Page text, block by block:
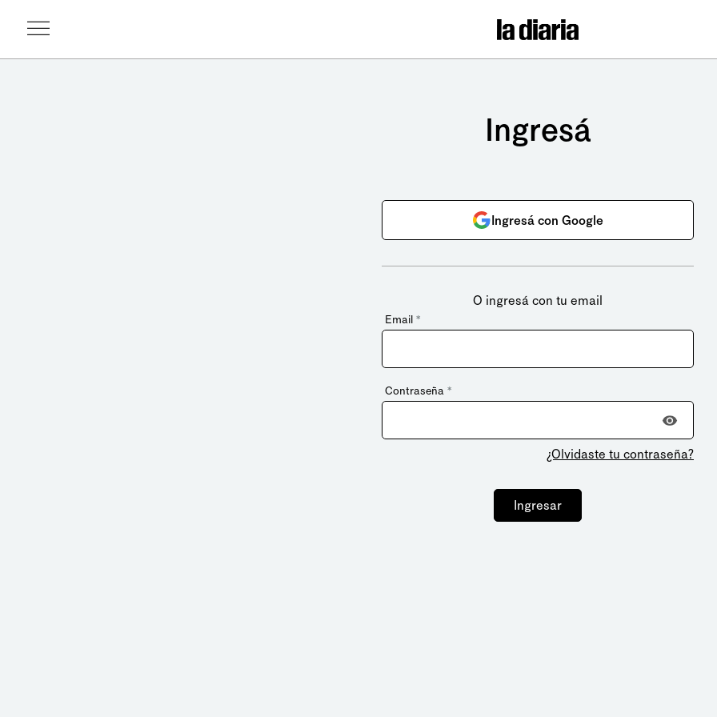
Ingresá
Ingresá con Google
O ingresá con tu email
Email *
Contraseña *
¿Olvidaste tu contraseña?
Ingresar